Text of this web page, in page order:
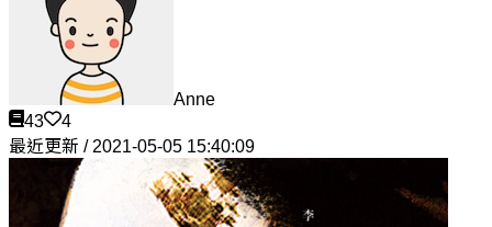
Anne
43
4
最近更新 / 2021-05-05 15:40:09